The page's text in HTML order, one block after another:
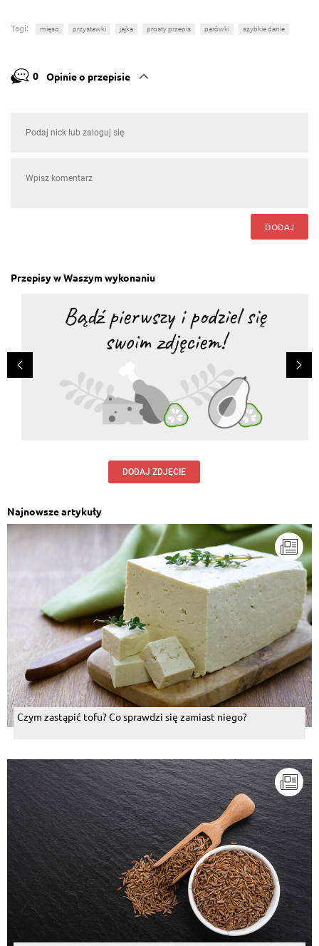
Tagi: mięso przystawki jajka prosty przepis parówki szybkie danie
0 Opinie o przepisie
DODAJ
Przepisy w Waszym wykonaniu
DODAJ ZDJĘCIE
Najnowsze artykuły
Czym zastąpić tofu? Co sprawdzi się zamiast niego?